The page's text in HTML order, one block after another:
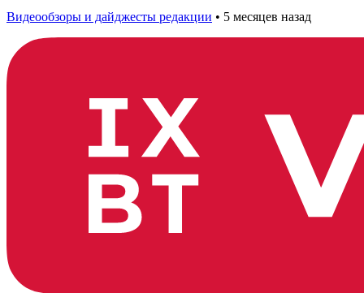
Видеообзоры и дайджесты редакции • 5 месяцев назад